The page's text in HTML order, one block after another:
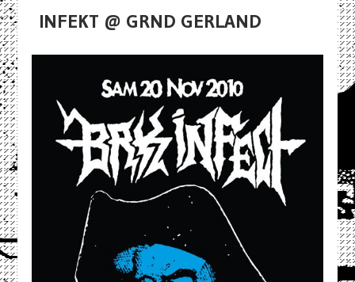
INFEKT @ GRND GERLAND